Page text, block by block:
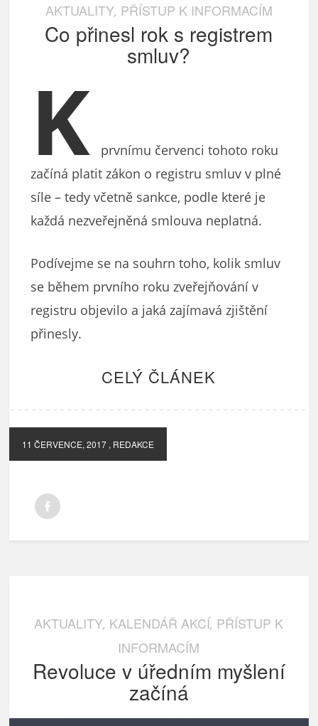
AKTUALITY, PŘÍSTUP K INFORMACÍM
Co přinesl rok s registrem
smluv?
K
prvnímu červenci tohoto roku
začíná platit zákon o registru smluv v plné
síle – tedy včetně sankce, podle které je
každá nezveřejněná smlouva neplatná.
Podívejme se na souhrn toho, kolik smluv
se během prvního roku zveřejňování v
registru objevilo a jaká zajímavá zjištění
přinesly.
CELÝ ČLÁNEK
11 ČERVENCE, 2017 , REDAKCE
AKTUALITY, KALENDÁŘ AKCÍ, PŘÍSTUP K
INFORMACÍM
Revoluce v úředním myšlení
začíná